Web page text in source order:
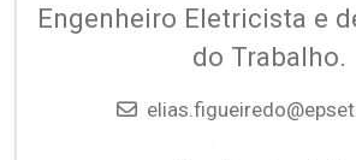
Engenheiro Eletricista e
do Trabalho.
Email